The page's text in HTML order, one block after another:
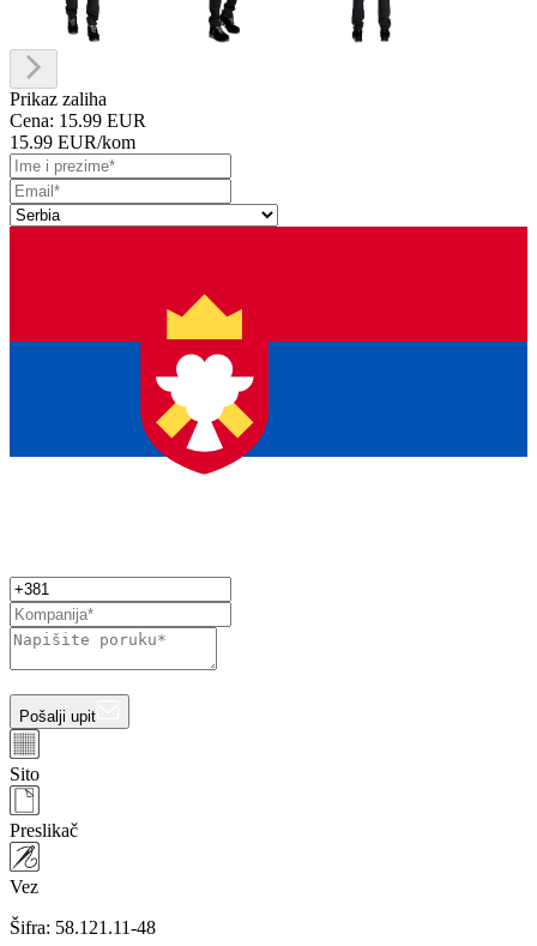
Prikaz zaliha
Cena: 15.99 EUR
15.99 EUR/kom
Pošalji upit
Sito
Preslikač
Vez
Šifra: 58.121.11-48